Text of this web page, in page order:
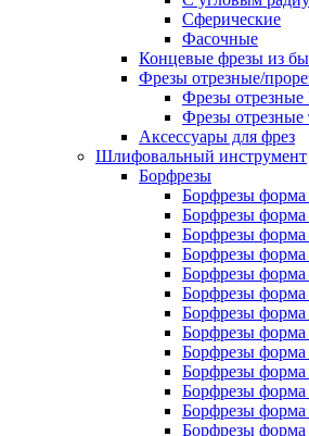
Сферические
Фасочные
Концевые фрезы из
Фрезы отрезные/
Фрезы отрезные
Фрезы отрезные
Аксессуары для фрез
Шлифовальный инструмент
Борфрезы
Борфрезы форма
Борфрезы форма
Борфрезы форма
Борфрезы форма
Борфрезы форма
Борфрезы форма
Борфрезы форма
Борфрезы форма
Борфрезы
Борфрезы
Борфрезы форма
Борфрезы форма
Борфрезы